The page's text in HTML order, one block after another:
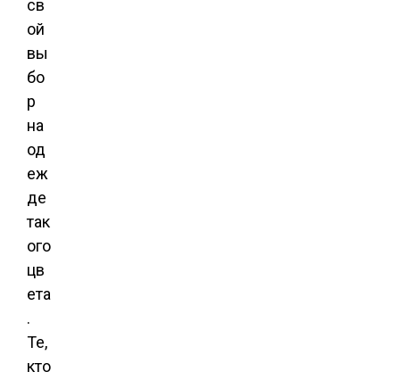
св
ой
вы
бо
р
на
од
еж
де
так
ого
цв
ета
.
Те,
кто